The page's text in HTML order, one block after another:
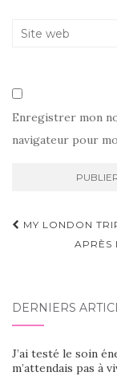
Enregistrer mon
navigateur pour
d'article
MY LONDON
APRÈS
DERNIERS
J’ai testé le soin
m’attendais pas à